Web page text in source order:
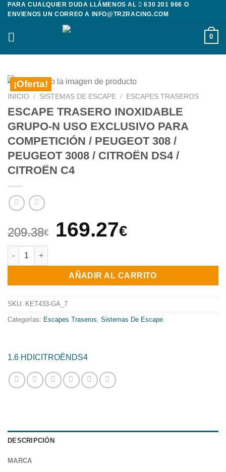
Saltar
contenido
PARA CUALQUIER DUDA LLÁMENOS AL 630 201 966 O
ENVIENOS UN CORREO A
INFO@TRZRACING.COM
0
¡Oferta!
INICIO / SISTEMAS DE ESCAPE / ESCAPES TRASEROS
ESCAPE TRASERO INOXIDABLE
GRUPO-N USO EXCLUSIVO PARA
COMPETICIÓN / PEUGEOT 308 /
PEUGEOT 3008 / CITROËN DS4 /
CITROËN C4
209.38€
El
original
era:
209.38€.
169.27€El
actual
es:
169.27€.
ESCAPE TRASERO INOXIDABLE GRUPO-N USO EXCLUSIVO
AÑADIR AL CARRITO
SKU: KET433-GA_7
Categorías: Escapes Traseros Sistemas De Escape
1.6 HDI CITROËN DS4
DESCRIPCIÓN
MARCA